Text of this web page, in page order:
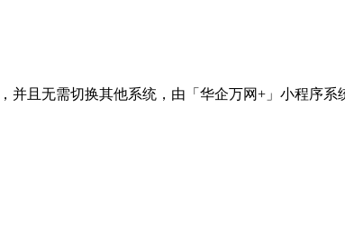
并且无需切换其他系统，由「华企万网+」小程序系